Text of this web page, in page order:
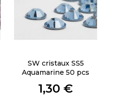
SW cristaux SS5
Aquamarine 50 pcs
1,30 €